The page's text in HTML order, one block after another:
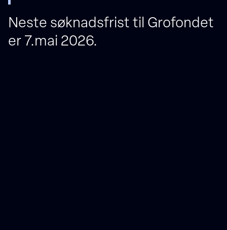
Neste søknadsfrist til Grofondet
er 7.mai 2026.